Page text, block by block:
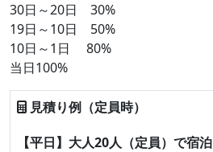
30日～20日 30%
19日～10日 50%
10日～1日 80%
当日100%
見積り例（定員時）
【平日】大人20人（定員）で宿